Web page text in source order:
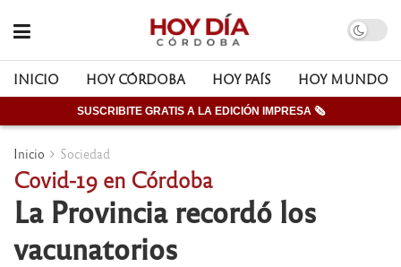
INICIO HOY CÓRDOBA HOY PAÍS HOY MUNDO
SUSCRIBITE GRATIS A LA EDICIÓN IMPRESA 🗞
Inicio Sociedad
Covid-19 en Córdoba
La Provincia recordó los
vacunatorios